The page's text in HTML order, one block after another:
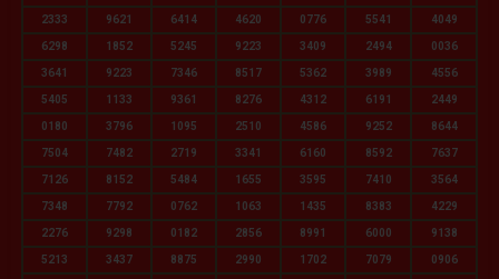
2333 9621 6414 4620 0776 5541 4049
6298 1852 5245 9223 3409 2494 0036
3641 9223 7346 8517 5362 3989 4556
5405 1133 9361 8276 4312 6191 2449
0180 3796 1095 2510 4586 9252 8644
7504 7482 2719 3341 6160 8592 7637
7126 8152 5484 1655 3595 7410 3564
7348 7792 0762 1063 1435 8383 4229
2276 9298 0182 2856 8991 6000 9138
5213 3437 8875 2990 1702 7079 0906